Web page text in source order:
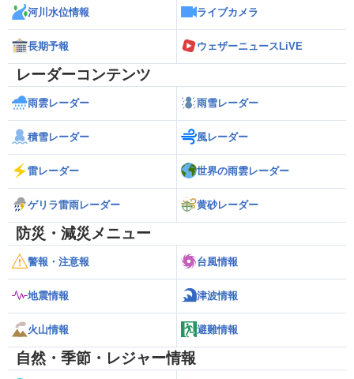
河川水位情報 ライブカメラ
長期予報 ウェザーニュースLiVE
レーダーコンテンツ
雨雲レーダー 雨雪レーダー
積雪レーダー 風レーダー
雷レーダー 世界の雨雲レーダー
ゲリラ雷雨レーダー 黄砂レーダー
防災・減災メニュー
警報・注意報 台風情報
地震情報 津波情報
火山情報 避難情報
自然・季節・レジャー情報